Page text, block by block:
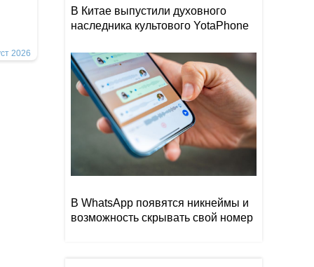
2026
В Китае выпустили духовного
наследника культового YotaPhone
В WhatsApp появятся никнеймы и
возможность скрывать свой номер